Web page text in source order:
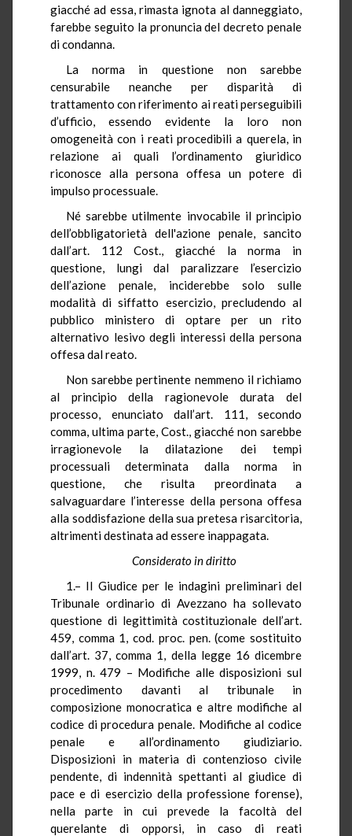
giacché ad essa, rimasta ignota al danneggiato,
farebbe seguito la pronuncia del decreto penale
di condanna.
La norma in questione non sarebbe
censurabile neanche per disparità di
trattamento con riferimento ai reati perseguibili
d’ufficio, essendo evidente la loro non
omogeneità con i reati procedibili a querela, in
relazione ai quali l’ordinamento giuridico
riconosce alla persona offesa un potere di
impulso processuale.
Né sarebbe utilmente invocabile il principio
dell’obbligatorietà dell'azione penale, sancito
dall’art. 112 Cost., giacché la norma in
questione, lungi dal paralizzare l’esercizio
dell’azione penale, inciderebbe solo sulle
modalità di siffatto esercizio, precludendo al
pubblico ministero di optare per un rito
alternativo lesivo degli interessi della persona
offesa dal reato.
Non sarebbe pertinente nemmeno il richiamo
al principio della ragionevole durata del
processo, enunciato dall’art. 111, secondo
comma, ultima parte, Cost., giacché non sarebbe
irragionevole la dilatazione dei tempi
processuali determinata dalla norma in
questione, che risulta preordinata a
salvaguardare l’interesse della persona offesa
alla soddisfazione della sua pretesa risarcitoria,
altrimenti destinata ad essere inappagata.
Considerato in diritto
1.– Il Giudice per le indagini preliminari del
Tribunale ordinario di Avezzano ha sollevato
questione di legittimità costituzionale dell’art.
459, comma 1, cod. proc. pen. (come sostituito
dall’art. 37, comma 1, della legge 16 dicembre
1999, n. 479 – Modifiche alle disposizioni sul
procedimento davanti al tribunale in
composizione monocratica e altre modifiche al
codice di procedura penale. Modifiche al codice
penale e all’ordinamento giudiziario.
Disposizioni in materia di contenzioso civile
pendente, di indennità spettanti al giudice di
pace e di esercizio della professione forense),
nella parte in cui prevede la facoltà del
querelante di opporsi, in caso di reati